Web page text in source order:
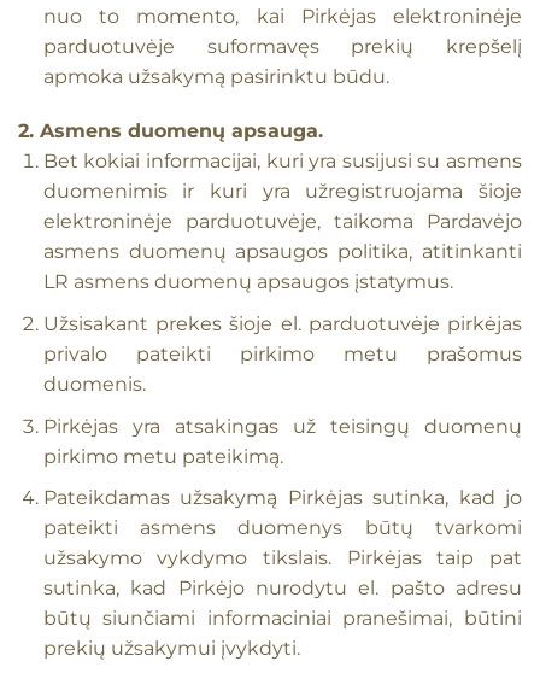
nuo to momento, kai Pirkėjas elektroninėje
parduotuvėje suformavęs prekių krepšelį
apmoka užsakymą pasirinktu būdu.
2. Asmens duomenų apsauga.
Bet kokiai informacijai, kuri yra susijusi su asmens
duomenimis ir kuri yra užregistruojama šioje
elektroninėje parduotuvėje, taikoma Pardavėjo
asmens duomenų apsaugos politika, atitinkanti
LR asmens duomenų apsaugos įstatymus.
Užsisakant prekes šioje el. parduotuvėje pirkėjas
privalo pateikti pirkimo metu prašomus
duomenis.
Pirkėjas yra atsakingas už teisingų duomenų
pirkimo metu pateikimą.
Pateikdamas užsakymą Pirkėjas sutinka, kad jo
pateikti asmens duomenys būtų tvarkomi
užsakymo vykdymo tikslais. Pirkėjas taip pat
sutinka, kad Pirkėjo nurodytu el. pašto adresu
būtų siunčiami informaciniai pranešimai, būtini
prekių užsakymui įvykdyti.